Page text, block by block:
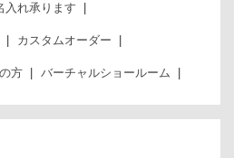
入れ承ります
カスタムオーダー
方 バーチャルショールーム